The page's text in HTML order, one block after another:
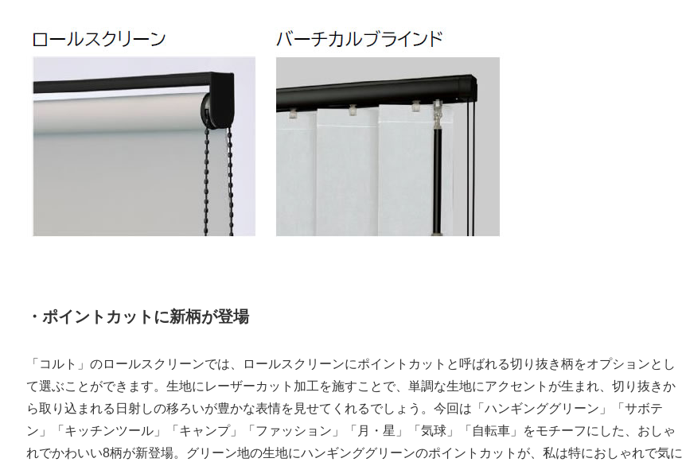
・ポイントカットに新柄が登場
「コルト」のロールスクリーンでは、ロールスクリーンにポイントカットと呼ばれる切り抜き柄をオプションとし
て選ぶことができます。生地にレーザーカット加工を施すことで、単調な生地にアクセントが生まれ、切り抜きか
ら取り込まれる日射しの移ろいが豊かな表情を見せてくれるでしょう。今回は「ハンギンググリーン」「サボテ
ン」「キッチンツール」「キャンプ」「ファッション」「月・星」「気球」「自転車」をモチーフにした、おしゃ
れでかわいい8柄が新登場。グリーン地の生地にハンギンググリーンのポイントカットが、私は特におしゃれで気に